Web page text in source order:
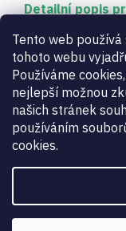
Tento web
tohoto webu
Používáme
nejlepší možnou
našich stránek
používáním
cookies.
Detailní popis
Základní vodivá
cena za 1m
Kategorie
Záruka:
2
kód výrobce: